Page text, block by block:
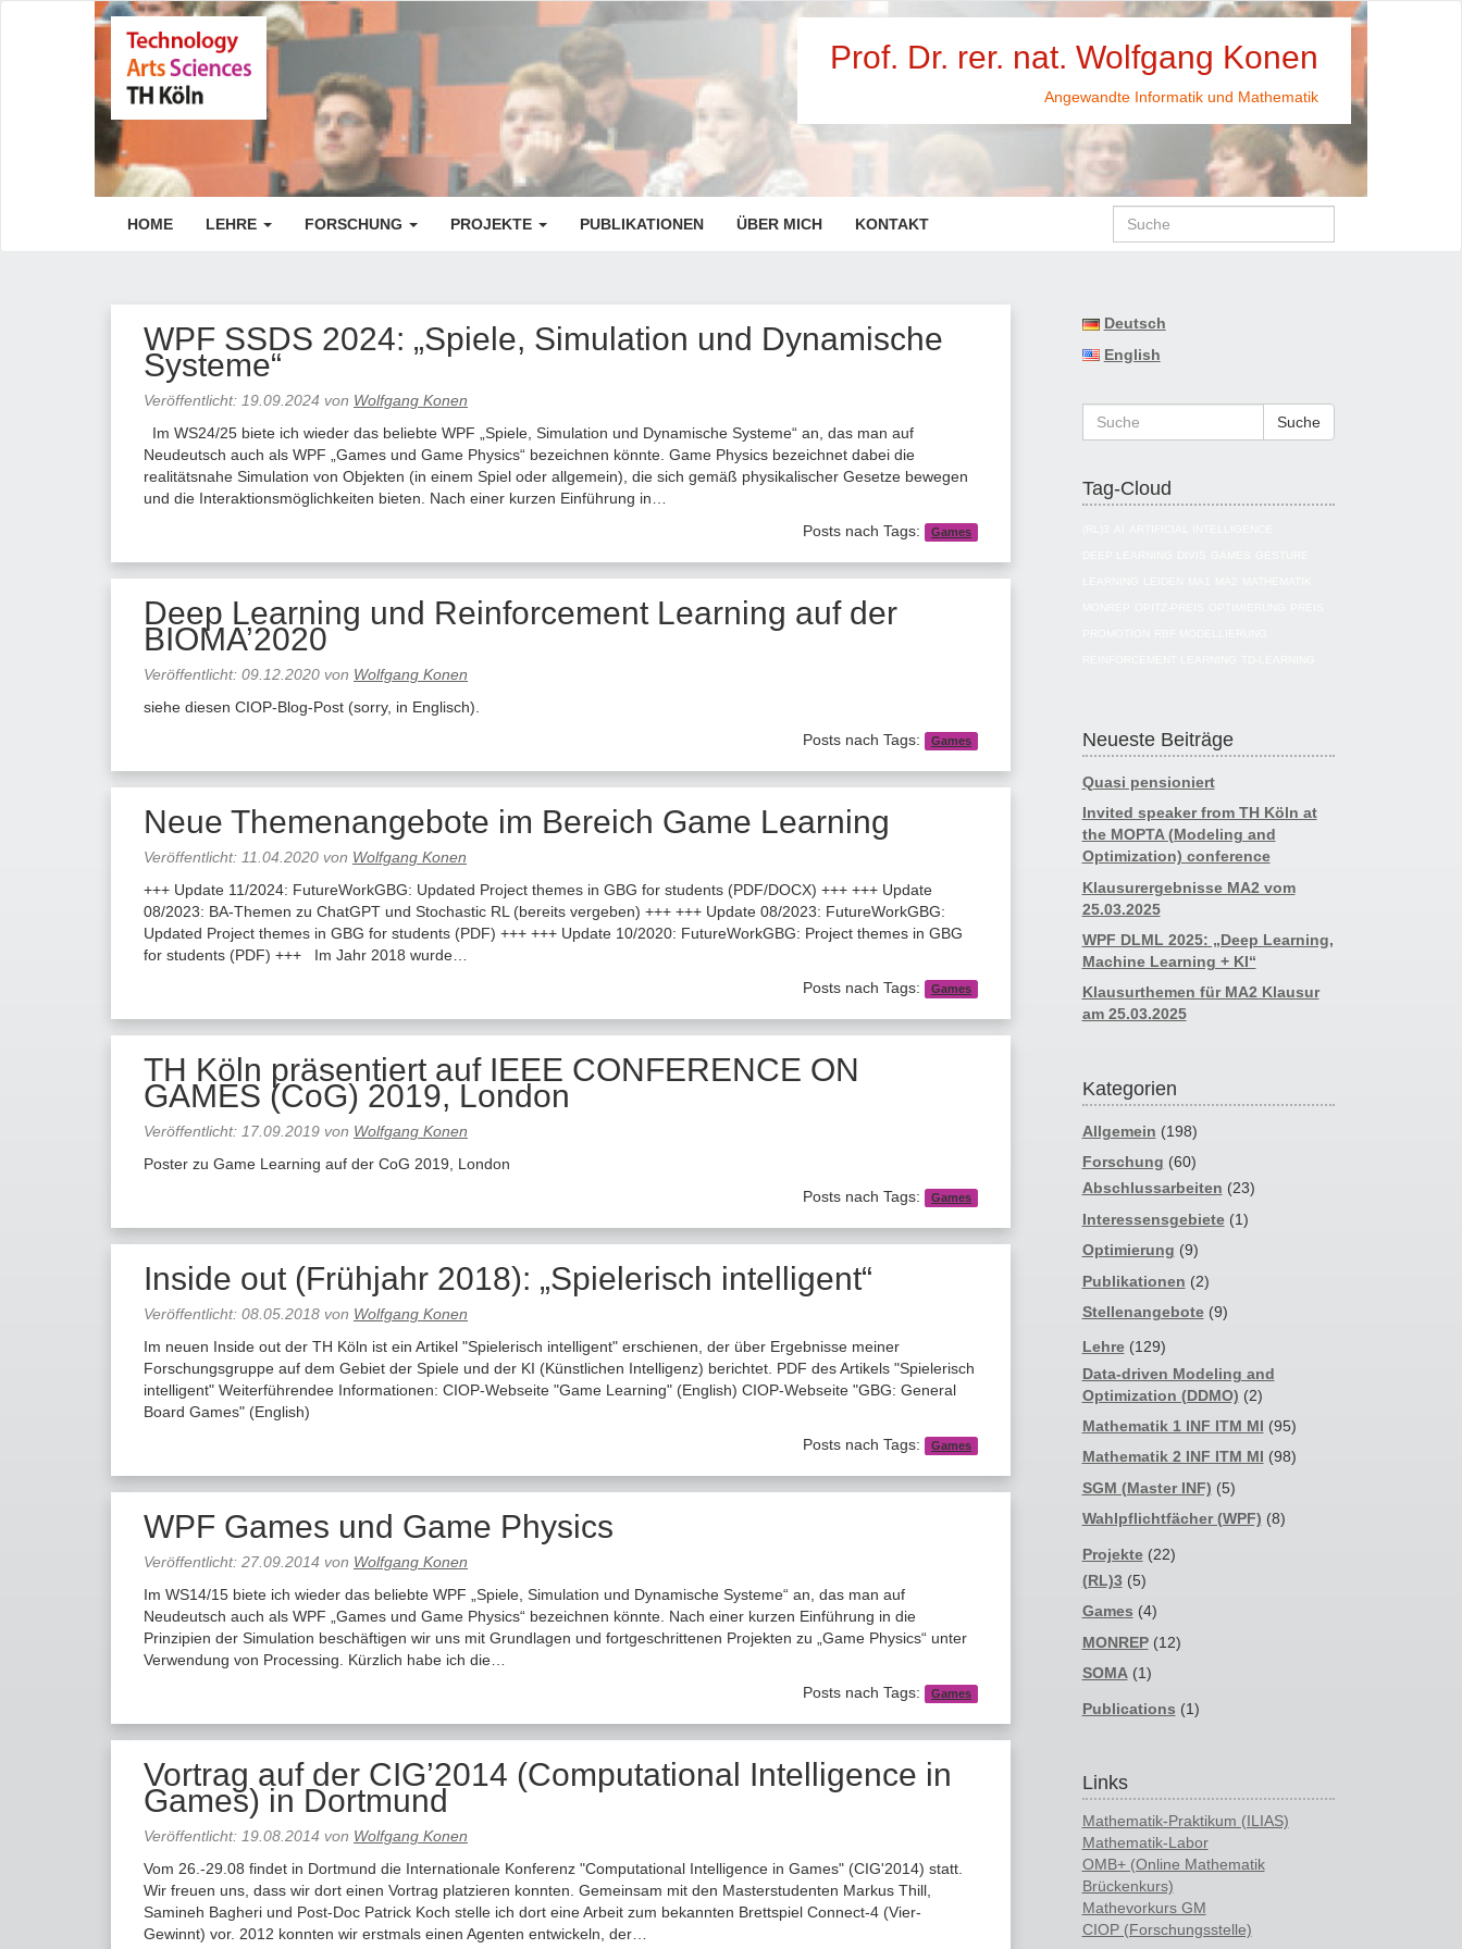
Prof. Dr. rer. nat. Wolfgang Konen
Angewandte Informatik und Mathematik
HOME LEHRE FORSCHUNG PROJEKTE PUBLIKATIONEN ÜBER MICH KONTAKT
WPF SSDS 2024: „Spiele, Simulation und Dynamische
Systeme“
Veröffentlicht: 19.09.2024 von Wolfgang Konen
Im WS24/25 biete ich wieder das beliebte WPF „Spiele, Simulation und Dynamische Systeme“ an, das man auf
Neudeutsch auch als WPF „Games und Game Physics“ bezeichnen könnte. Game Physics bezeichnet dabei die
realitätsnahe Simulation von Objekten (in einem Spiel oder allgemein), die sich gemäß physikalischer Gesetze bewegen
und die Interaktionsmöglichkeiten bieten. Nach einer kurzen Einführung in…
Posts nach Tags:
Games
Deep Learning und Reinforcement Learning auf der
BIOMA’2020
Veröffentlicht: 09.12.2020 von Wolfgang Konen
siehe diesen CIOP-Blog-Post (sorry, in Englisch).
Posts nach Tags:
Games
Neue Themenangebote im Bereich Game Learning
Veröffentlicht: 11.04.2020 von Wolfgang Konen
+++ Update 11/2024: FutureWorkGBG: Updated Project themes in GBG for students (PDF/DOCX) +++ +++ Update
08/2023: BA-Themen zu ChatGPT und Stochastic RL (bereits vergeben) +++ +++ Update 08/2023: FutureWorkGBG:
Updated Project themes in GBG for students (PDF) +++ +++ Update 10/2020: FutureWorkGBG: Project themes in GBG
for students (PDF) +++ Im Jahr 2018 wurde…
Posts nach Tags:
Games
TH Köln präsentiert auf IEEE CONFERENCE ON
GAMES (CoG) 2019, London
Veröffentlicht: 17.09.2019 von Wolfgang Konen
Poster zu Game Learning auf der CoG 2019, London
Posts nach Tags:
Games
Inside out (Frühjahr 2018): „Spielerisch intelligent“
Veröffentlicht: 08.05.2018 von Wolfgang Konen
Im neuen Inside out der TH Köln ist ein Artikel "Spielerisch intelligent" erschienen, der über Ergebnisse meiner
Forschungsgruppe auf dem Gebiet der Spiele und der KI (Künstlichen Intelligenz) berichtet. PDF des Artikels "Spielerisch
intelligent" Weiterführendee Informationen: CIOP-Webseite "Game Learning" (English) CIOP-Webseite "GBG: General
Board Games" (English)
Posts nach Tags:
Games
WPF Games und Game Physics
Veröffentlicht: 27.09.2014 von Wolfgang Konen
Im WS14/15 biete ich wieder das beliebte WPF „Spiele, Simulation und Dynamische Systeme“ an, das man auf
Neudeutsch auch als WPF „Games und Game Physics“ bezeichnen könnte. Nach einer kurzen Einführung in die
Prinzipien der Simulation beschäftigen wir uns mit Grundlagen und fortgeschrittenen Projekten zu „Game Physics“ unter
Verwendung von Processing. Kürzlich habe ich die…
Posts nach Tags:
Games
Vortrag auf der CIG’2014 (Computational Intelligence in
Games) in Dortmund
Veröffentlicht: 19.08.2014 von Wolfgang Konen
Vom 26.-29.08 findet in Dortmund die Internationale Konferenz "Computational Intelligence in Games" (CIG'2014) statt.
Wir freuen uns, dass wir dort einen Vortrag platzieren konnten. Gemeinsam mit den Masterstudenten Markus Thill,
Samineh Bagheri und Post-Doc Patrick Koch stelle ich dort eine Arbeit zum bekannten Brettspiel Connect-4 (Vier-
Gewinnt) vor. 2012 konnten wir erstmals einen Agenten entwickeln, der…
Deutsch
English
Suche
Tag-Cloud
Neueste Beiträge
Quasi pensioniert
Invited speaker from TH Köln at
the MOPTA (Modeling and
Optimization) conference
Klausurergebnisse MA2 vom
25.03.2025
WPF DLML 2025: „Deep Learning,
Machine Learning + KI“
Klausurthemen für MA2 Klausur
am 25.03.2025
Kategorien
Allgemein (198)
Forschung (60)
Abschlussarbeiten (23)
Interessensgebiete(1)
Optimierung (9)
Publikationen (2)
Stellenangebote(9)
Lehre(129)
Data-driven Modeling and
Optimization (DDMO) (2)
Mathematik 1 INF ITM MI (95)
Mathematik 2 INF ITM MI (98)
SGM (Master INF) (5)
Wahlpflichtfächer (WPF) (8)
Projekte(22)
(RL)3(5)
Games (4)
MONREP(12)
SOMA(1)
Publications (1)
Links
Mathematik-Praktikum (ILIAS)
Mathematik-Labor
OMB+ (Online Mathematik
Brückenkurs)
Mathevorkurs GM
CIOP (Forschungsstelle)